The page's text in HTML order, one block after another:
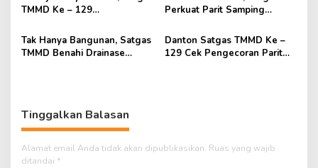
TMMD Ke – 129
Mushola Baitul Maghfurin
Perkuat Parit Samping
Tak Hanya Bangunan, Satgas
TMMD Benahi Drainase
Danton Satgas TMMD Ke –
129 Cek Pengecoran Parit
Tinggalkan Balasan
Alamat email Anda tidak akan dipublikasikan. Ruas yang wajib
ditandai *